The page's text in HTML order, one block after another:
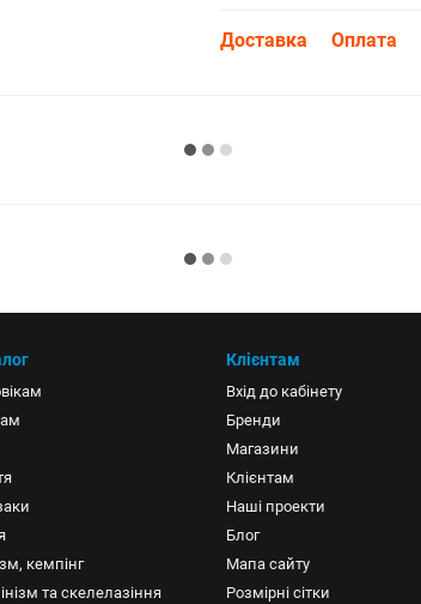
Доставка Оплата
кемпінг
та скелелазіння
Клієнтам
Вхід до кабінету
Бренди
Магазини
Клієнтам
Наші проекти
Блог
Мапа сайту
Розмірні сітки